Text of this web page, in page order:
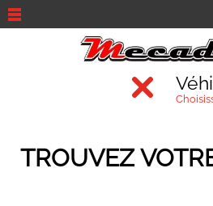
TROUVEZ